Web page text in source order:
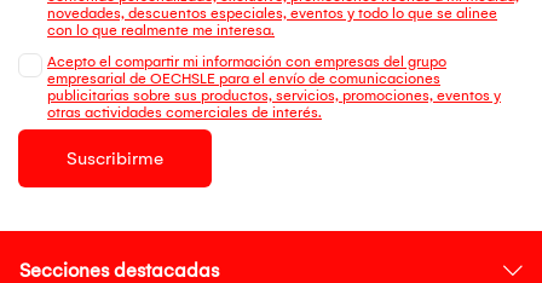
novedades, descuentos especiales, eventos y todo lo que se alinee
con lo que realmente me interesa.
Acepto el compartir mi información con empresas del grupo
empresarial de OECHSLE para el envío de comunicaciones
publicitarias sobre sus productos, servicios, promociones, eventos y
otras actividades comerciales de interés.
Suscribirme
Secciones destacadas